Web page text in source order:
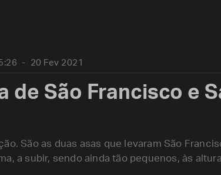
20 Fev 2021
de São Francisco e
São as duas asas que levaram São
a subir, sendo ainda tão pequenos, às